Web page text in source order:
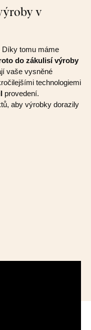
v
Díky tomu máme
do zákulisí výroby
vaše vysněné
technologiemi
provedení.
aby výrobky dorazily